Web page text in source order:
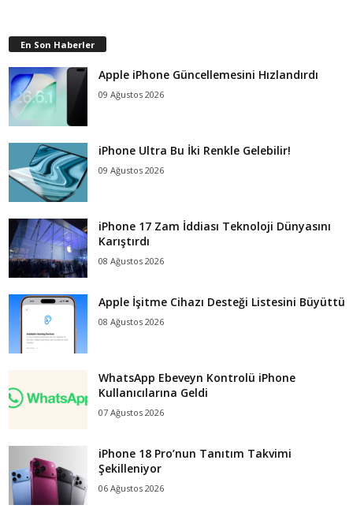
En Son Haberler
Apple iPhone Güncellemesini Hızlandırdı
09 Ağustos 2026
iPhone Ultra Bu İki Renkle Gelebilir!
09 Ağustos 2026
iPhone 17 Zam İddiası Teknoloji Dünyasını
Karıştırdı
08 Ağustos 2026
Apple İşitme Cihazı Desteği Listesini Büyüttü
08 Ağustos 2026
WhatsApp Ebeveyn Kontrolü iPhone
Kullanıcılarına Geldi
07 Ağustos 2026
iPhone 18 Pro’nun Tanıtım Takvimi
Şekilleniyor
06 Ağustos 2026